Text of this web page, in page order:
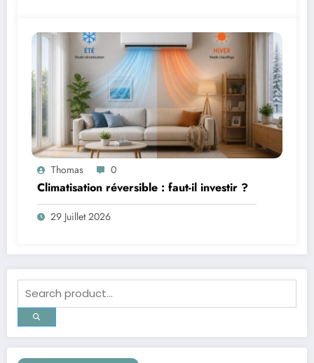
Thomas 0
Climatisation réversible : faut-il investir ?
29 Juillet 2026